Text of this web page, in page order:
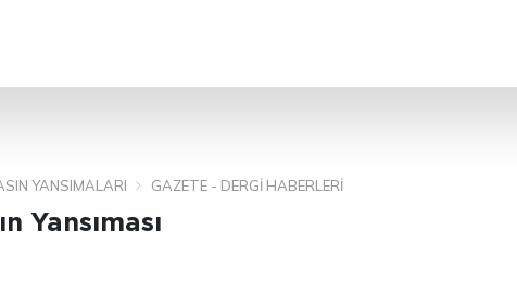
YANSIMALARI GAZETE - DERGI HABERLERI
Yansıması